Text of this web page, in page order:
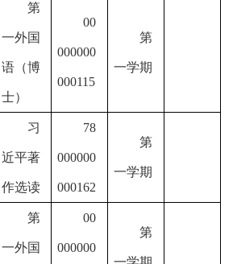
第
一外国
语（博
士）
00
000000
000115
第
一学期
习
近平著
作选读
78
000000
000162
第
一学期
第
一外国
00
000000
第